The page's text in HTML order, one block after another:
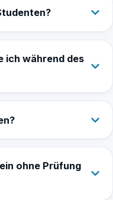
ich während des
ohne Prüfung